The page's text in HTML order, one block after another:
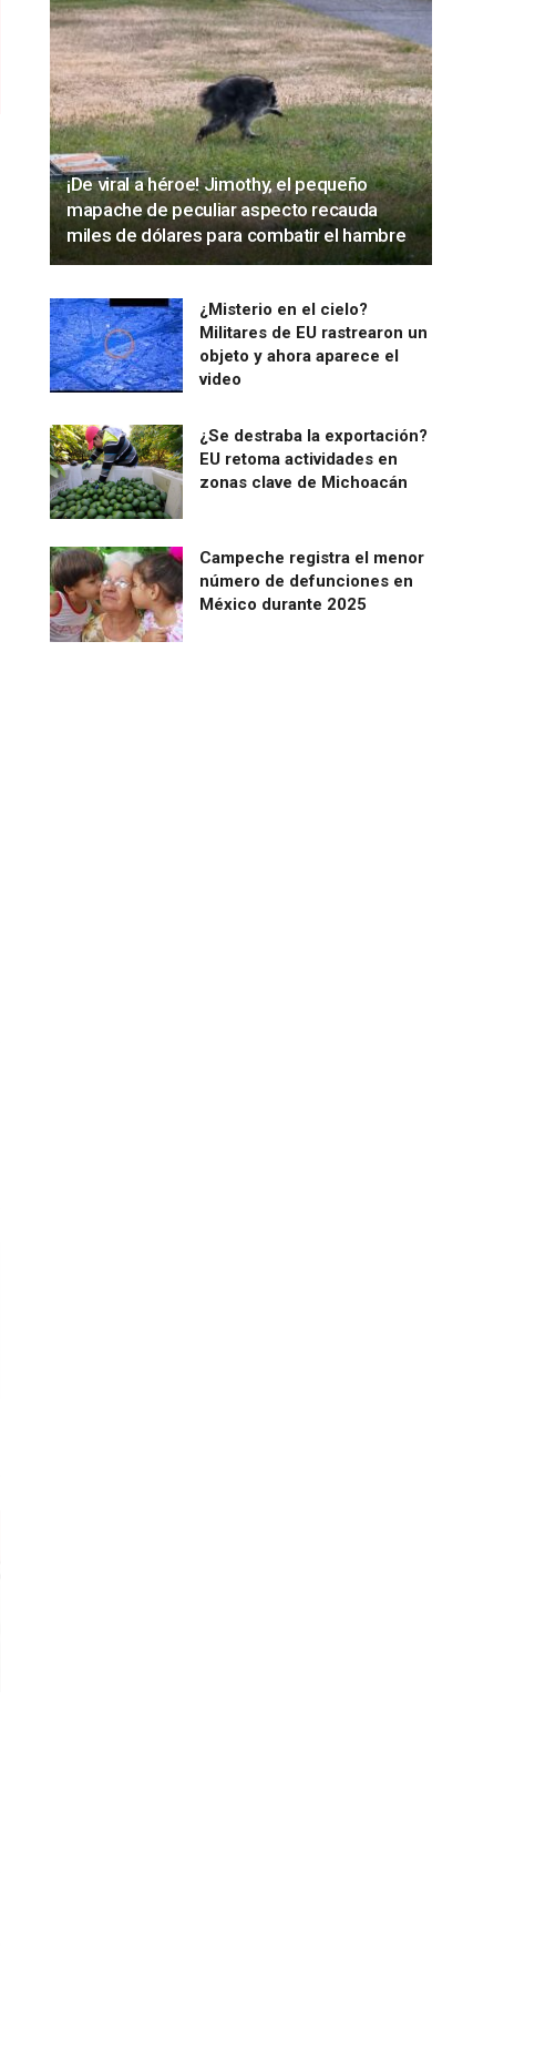
¡De viral a héroe! Jimothy, el pequeño
mapache de peculiar aspecto recauda
miles de dólares para combatir el hambre
¿Misterio en el cielo?
Militares de EU rastrearon un
objeto y ahora aparece el
video
¿Se destraba la exportación?
EU retoma actividades en
zonas clave de Michoacán
Campeche registra el menor
número de defunciones en
México durante 2025